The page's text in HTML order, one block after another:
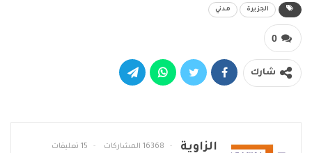
الجزيرة مدني
0
شارك
الزاوية 16368 المشاركات 15 تعليقات